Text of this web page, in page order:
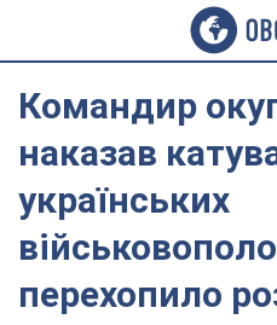
Командир
наказав
українських
перехопило